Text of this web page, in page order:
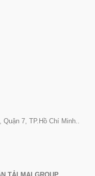
7, TP.Hồ Chí Minh..